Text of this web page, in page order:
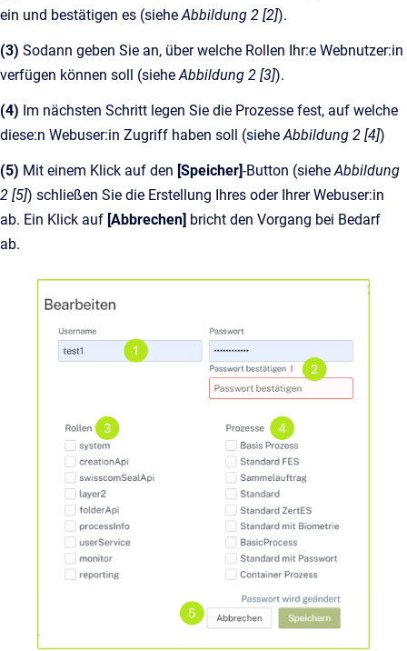
ein und bestätigen es (sieheAbbildung 2 [2]).
(3) Sodann geben Sie an, über welche Rollen Ihr:e Webnutzer:in
verfügen können soll (sieheAbbildung 2 [3]).
(4) Im nächsten Schritt legen Sie die Prozesse fest, auf welche
diese:n Webuser:in Zugriff haben soll (sieheAbbildung 2 [4])
(5) Mit einem Klick auf den [Speicher]-Button (sieheAbbildung
2 [5]) schließen Sie die Erstellung Ihres oder Ihrer Webuser:in
ab. Ein Klick auf [Abbrechen] bricht den Vorgang bei Bedarf
ab.